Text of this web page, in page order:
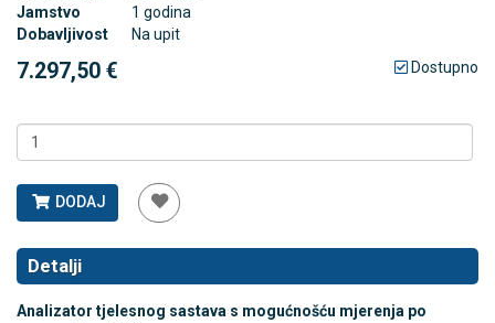
Jamstvo
1 godina
Dobavljivost
Na upit
7.297,50 € Dostupno
DODAJ
Detalji
Analizator tjelesnog sastava s mogućnošću mjerenja po